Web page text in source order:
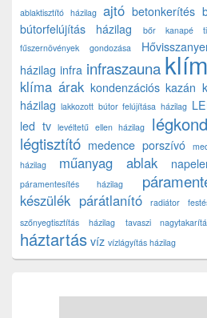
ablaktisztító házilag ajtó betonkerítés
bútorfelújítás házilag bőr kanapé
fűszernövények gondozása
házilag infra infraszauna
klíma árak kondenzációs kazán
házilag lakkozott bútor felújítása házilag
led tv levéltetű ellen házilag
légtisztító medence porszívó
házilag
műanyag ablak
páramentesítés házilag
készülék párátlanító radiátor
szőnyegtisztítás házilag tavaszi
háztartás víz vízlágyítás házilag